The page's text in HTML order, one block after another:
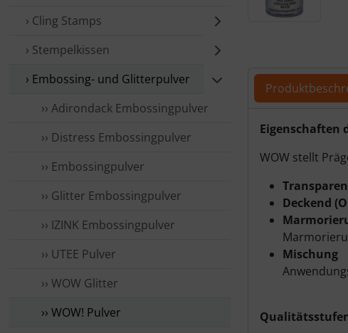
› Cling Stamps
› Stempelkissen
› Embossing- und Glitterpulver
›› Adirondack Embossingpulver
›› Distress Embossingpulver
›› Embossingpulver
›› Glitter Embossingpulver
›› IZINK Embossingpulver
›› UTEE Pulver
›› WOW Glitter
›› WOW! Pulver
Eigenschaften
WOW stellt
Deckend
Mischung